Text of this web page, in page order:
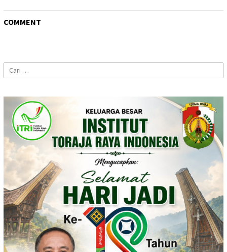
COMMENT
Cari
untuk: